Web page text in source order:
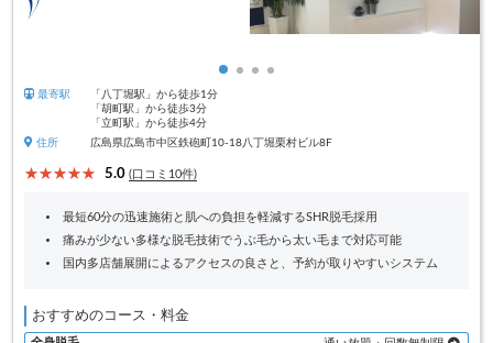
最寄駅
「八丁堀駅」から徒歩1分
「胡町駅」から徒歩3分
「立町駅」から徒歩4分
住所
広島県広島市中区鉄砲町10-18八丁堀栗村ビル8F
5.0 (口コミ10件)
最短60分の迅速施術と肌への負担を軽減するSHR脱毛採用
痛みが少ない多様な脱毛技術でうぶ毛から太い毛まで対応可能
国内多店舗展開によるアクセスの良さと、予約が取りやすいシステム
おすすめのコース・料金